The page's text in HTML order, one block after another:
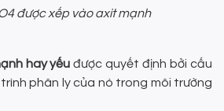
được xếp vào axit mạnh
hay yếu được quyết định bởi cấu
phân ly của nó trong môi trường